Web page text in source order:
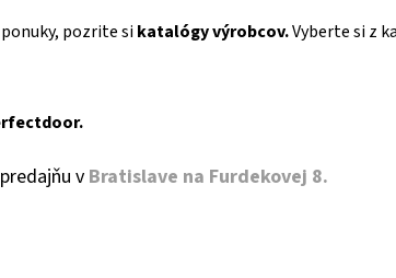
pozrite sikatalógy výrobcov.Vyberte si z
vBratislave na Furdekovej 8.